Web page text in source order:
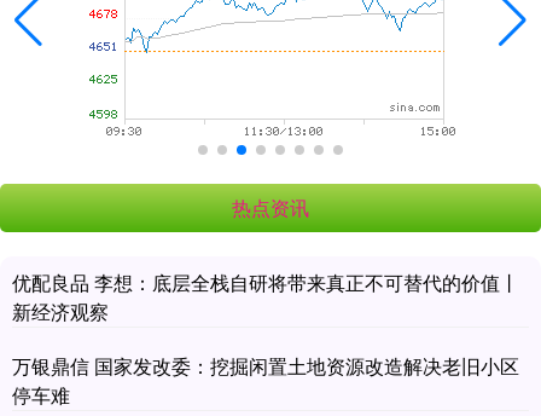
热点资讯
优配良品 李想：底层全栈自研将带来真正不可替代的价值丨
新经济观察
万银鼎信 国家发改委：挖掘闲置土地资源改造解决老旧小区
停车难